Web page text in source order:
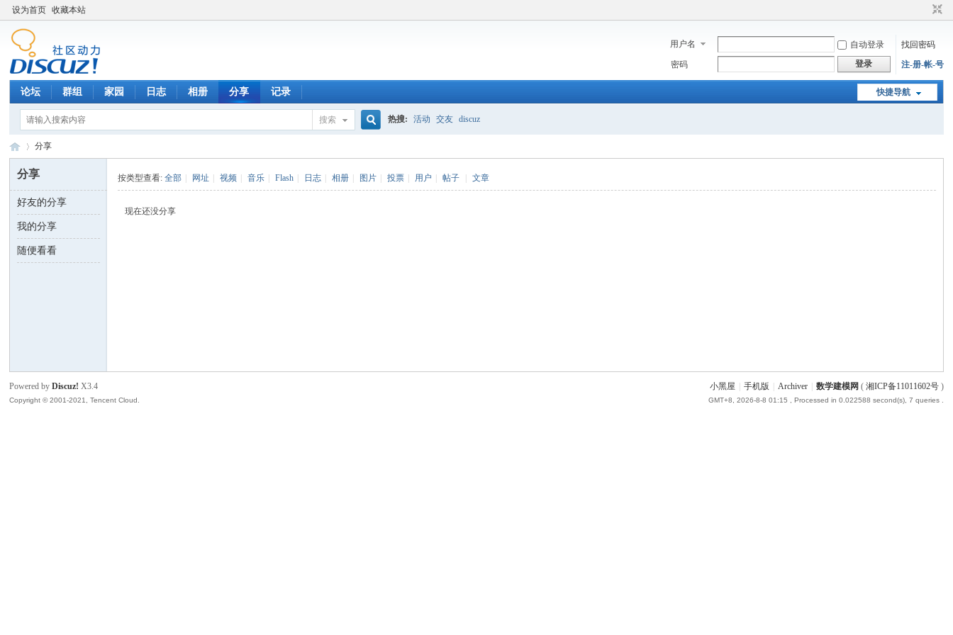
设为首页 收藏本站
用户名 自动登录
找回密码
密码
登录 注-册-帐-号
快捷导航
论坛 群组 家园 日志 相册 分享 记录
搜索 热搜: 活动 交友 discuz
数 ›
分享
分享
好友的分享
我的分享
随便看看
按类型查看:全部 网址 视频 音乐 Flash 日志 相册 图片 投票 用户 帖子 文章
现在还没分享
小黑屋 手机版 Archiver 数学建模网 ( 湘ICP备11011602号)
GMT+8, 2026-8-8 01:15 , Processed in 0.022588 second(s), 7 queries .
Powered byDiscuz! X3.4
Copyright © 2001-2021, Tencent Cloud.